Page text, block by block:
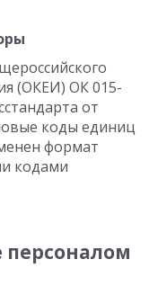
(ОКЕИ) ОК 015-
от
коды единиц
формат
кодами
персоналом